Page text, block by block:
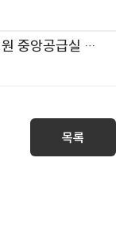
사전규격공개 안
중앙공급실 의
룹,2그룹) 공고
목록